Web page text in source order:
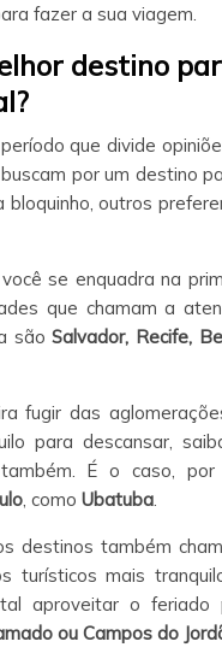
fazer a sua viagem.
destino
que divide
por um destino
outros
se enquadra na
que chamam a
são Salvador, Recife,
fugir das
para descansar,
É o caso, por
, como Ubatuba.
destinos também
turísticos mais
aproveitar o feriado
ou Campos do